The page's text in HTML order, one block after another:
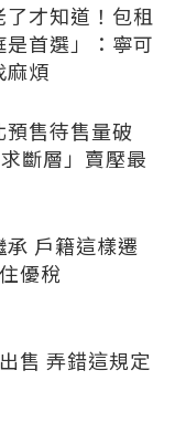
才知道！包租
首選」：寧可
麻煩
售待售量破
斷層」賣壓最
戶籍這樣遷
優稅
售 弄錯這規定